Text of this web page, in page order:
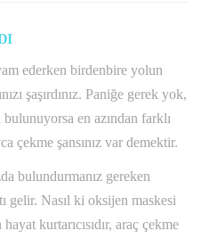
ederken birdenbire yolun
şaşırdınız. Paniğe gerek yok,
bulunuyorsa en azından farklı
çekme şansınız var demektir.
bulundurmanız gereken
gelir. Nasıl ki oksijen maskesi
kurtarıcısıdır, araç çekme